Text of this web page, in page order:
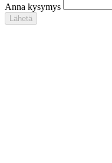
Anna kysymys
Lähetä